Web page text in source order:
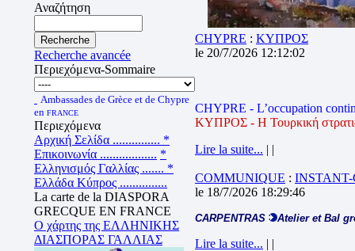
Αναζήτηση
Recherche avancée
Περιεχόμενα-Sommaire
Ambassades de Grèce et de Chypre
en FRANCE
Περιεχόμενα
Αρχική Σελίδα ............... *
Επικοινωνία .................. *
Ελληνισμός Γαλλίας ....... *
Ελλάδα Κύπρος ...............
La carte de la DIASPORA
GRECQUE EN FRANCE
Ο χάρτης της ΕΛΛΗΝΙΚΗΣ
ΔΙΑΣΠΟΡΑΣ ΓΑΛΛΙΑΣ
CHYPRE : ΚΥΠΡΟΣ
le 20/7/2026 12:12:02
CHYPRE - L’occupation
ΚΥΠΡΟΣ - Η Τουρκική
Lire la suite... | |
COMMUNIQUE : INSTANT-
le 18/7/2026 18:29:46
CARPENTRAS Atelier et Bal
Lire la suite... | |